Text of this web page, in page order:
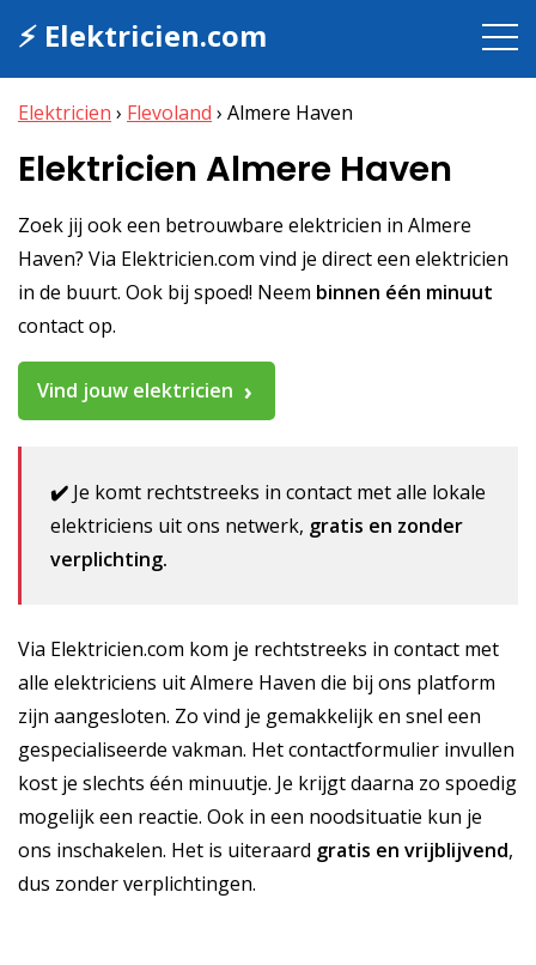
⚡ Elektricien.com
Elektricien › Flevoland › Almere Haven
Elektricien Almere Haven
Zoek jij ook een betrouwbare elektricien in Almere
Haven? Via Elektricien.com vind je direct een elektricien
in de buurt. Ook bij spoed! Neem binnen één minuut
contact op.
Vind jouw elektricien
✔️ Je komt rechtstreeks in contact met alle lokale
elektriciens uit ons netwerk, gratis en zonder
verplichting.
Via Elektricien.com kom je rechtstreeks in contact met
alle elektriciens uit Almere Haven die bij ons platform
zijn aangesloten. Zo vind je gemakkelijk en snel een
gespecialiseerde vakman. Het contactformulier invullen
kost je slechts één minuutje. Je krijgt daarna zo spoedig
mogelijk een reactie. Ook in een noodsituatie kun je
ons inschakelen. Het is uiteraard gratis en vrijblijvend,
dus zonder verplichtingen.